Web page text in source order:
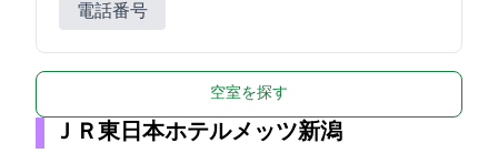
電話番号
空室を探す
ＪＲ東日本ホテルメッツ新潟